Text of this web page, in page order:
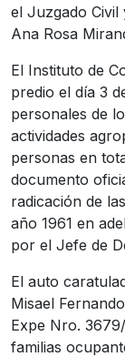
el Juzgado Civil
Ana Rosa
El Instituto de
predio el día 3
personales de
actividades
personas en
documento
radicación de
año 1961 en
por el Jefe de
El auto
Misael
Expe Nro.
familias